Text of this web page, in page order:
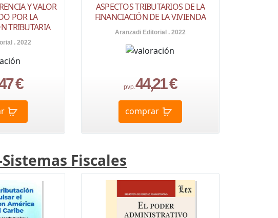
Y VALOR
POR LA
TRIBUTARIA
. 2022
€
ASPECTOS TRIBUTARIOS DE LA
FINANCIACIÓN DE LA VIVIENDA
Aranzadi Editorial . 2022
pvp.44,21 €
comprar
Fiscales